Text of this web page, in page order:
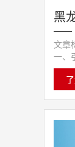
黑
文章
一、